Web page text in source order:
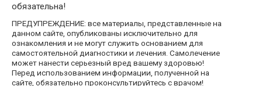
обязательна!
ПРЕДУПРЕЖДЕНИЕ: все материалы, представленные на
данном сайте, опубликованы исключительно для
ознакомления и не могут служить основанием для
самостоятельной диагностики и лечения. Самолечение
может нанести серьезный вред вашему здоровью!
Перед использованием информации, полученной на
сайте, обязательно проконсультируйтесь с врачом!